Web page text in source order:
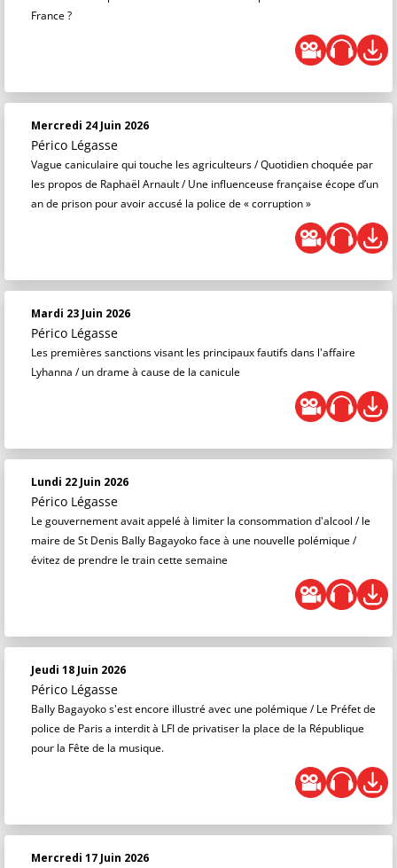
France ?
Mercredi 24 Juin 2026
Périco Légasse
Vague caniculaire qui touche les agriculteurs / Quotidien choquée par
les propos de Raphaël Arnault / Une influenceuse française écope d’un
an de prison pour avoir accusé la police de « corruption »
Mardi 23 Juin 2026
Périco Légasse
Les premières sanctions visant les principaux fautifs dans l'affaire
Lyhanna / un drame à cause de la canicule
Lundi 22 Juin 2026
Périco Légasse
Le gouvernement avait appelé à limiter la consommation d'alcool / le
maire de St Denis Bally Bagayoko face à une nouvelle polémique /
évitez de prendre le train cette semaine
Jeudi 18 Juin 2026
Périco Légasse
Bally Bagayoko s'est encore illustré avec une polémique / Le Préfet de
police de Paris a interdit à LFI de privatiser la place de la République
pour la Fête de la musique.
Mercredi 17 Juin 2026